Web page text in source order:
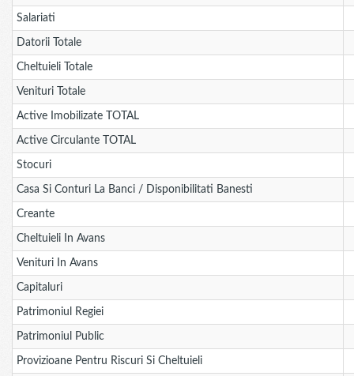
Salariati
Datorii Totale
Cheltuieli Totale
Venituri Totale
Active Imobilizate TOTAL
Active Circulante TOTAL
Stocuri
Casa Si Conturi La Banci / Disponibilitati Banesti
Creante
Cheltuieli In Avans
Venituri In Avans
Capitaluri
Patrimoniul Regiei
Patrimoniul Public
Provizioane Pentru Riscuri Si Cheltuieli